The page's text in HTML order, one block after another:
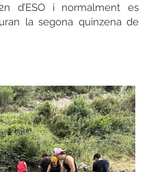
d’ESO i normalment es
la segona quinzena de